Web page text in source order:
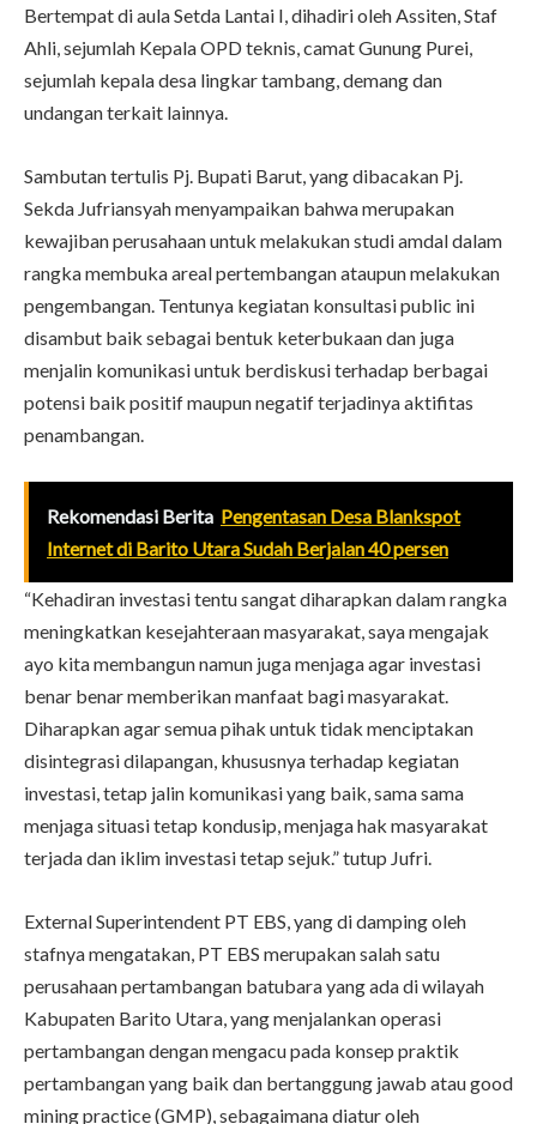
Bertempat di aula Setda Lantai I, dihadiri oleh Assiten, Staf
Ahli, sejumlah Kepala OPD teknis, camat Gunung Purei,
sejumlah kepala desa lingkar tambang, demang dan
undangan terkait lainnya.
Sambutan tertulis Pj. Bupati Barut, yang dibacakan Pj.
Sekda Jufriansyah menyampaikan bahwa merupakan
kewajiban perusahaan untuk melakukan studi amdal dalam
rangka membuka areal pertembangan ataupun melakukan
pengembangan. Tentunya kegiatan konsultasi public ini
disambut baik sebagai bentuk keterbukaan dan juga
menjalin komunikasi untuk berdiskusi terhadap berbagai
potensi baik positif maupun negatif terjadinya aktifitas
penambangan.
Rekomendasi Berita Pengentasan Desa Blankspot
Internet di Barito Utara Sudah Berjalan 40 persen
“Kehadiran investasi tentu sangat diharapkan dalam rangka
meningkatkan kesejahteraan masyarakat, saya mengajak
ayo kita membangun namun juga menjaga agar investasi
benar benar memberikan manfaat bagi masyarakat.
Diharapkan agar semua pihak untuk tidak menciptakan
disintegrasi dilapangan, khususnya terhadap kegiatan
investasi, tetap jalin komunikasi yang baik, sama sama
menjaga situasi tetap kondusip, menjaga hak masyarakat
terjada dan iklim investasi tetap sejuk.” tutup Jufri.
External Superintendent PT EBS, yang di damping oleh
stafnya mengatakan, PT EBS merupakan salah satu
perusahaan pertambangan batubara yang ada di wilayah
Kabupaten Barito Utara, yang menjalankan operasi
pertambangan dengan mengacu pada konsep praktik
pertambangan yang baik dan bertanggung jawab atau good
mining practice (GMP), sebagaimana diatur oleh